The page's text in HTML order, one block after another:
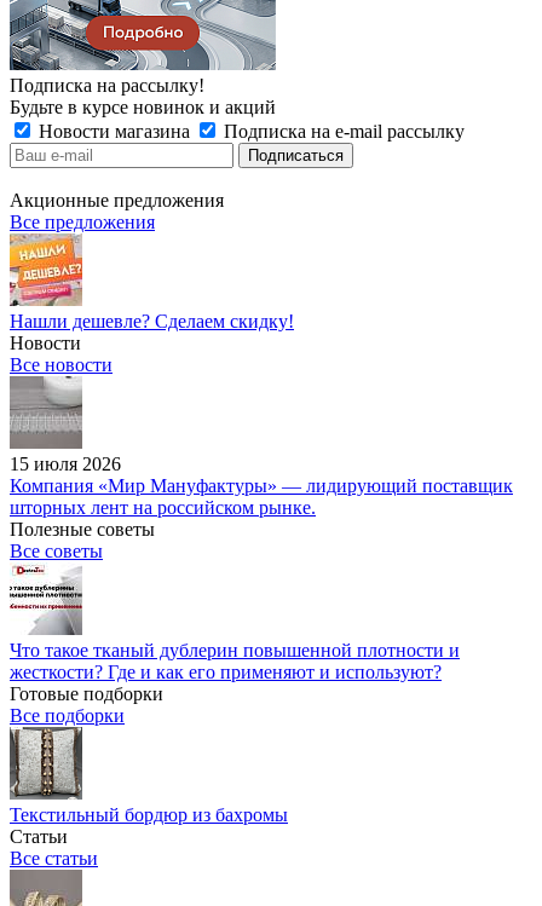
Подписка на рассылку!
Будьте в курсе новинок и акций
Новости магазина
Подписка на e-mail рассылку
Акционные предложения
Все предложения
Нашли дешевле? Сделаем скидку!
Новости
Все новости
15 июля 2026
Компания «Мир Мануфактуры» — лидирующий поставщик
шторных лент на российском рынке.
Полезные советы
Все советы
Что такое тканый дублерин повышенной плотности и
жесткости? Где и как его применяют и используют?
Готовые подборки
Все подборки
Текстильный бордюр из бахромы
Статьи
Все статьи